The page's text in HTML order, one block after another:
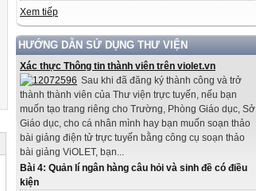
Xem tiếp
HƯỚNG DẪN SỬ DỤNG THƯ VIỆN
Xác thực Thông tin thành viên trên violet.vn
Sau khi đã đăng ký thành công và trở
thành thành viên của Thư viện trực tuyến, nếu bạn
muốn tạo trang riêng cho Trường, Phòng Giáo dục, Sở
Giáo dục, cho cá nhân mình hay bạn muốn soạn thảo
bài giảng điện tử trực tuyến bằng công cụ soạn thảo
bài giảng ViOLET, bạn...
Bài 4: Quản lí ngân hàng câu hỏi và sinh đề có điều
kiện